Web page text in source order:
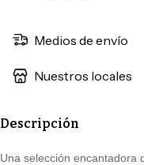
Medios de envío
Nuestros locales
Descripción
Una selección encantadora